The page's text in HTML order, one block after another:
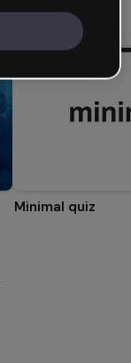
Minimal quiz